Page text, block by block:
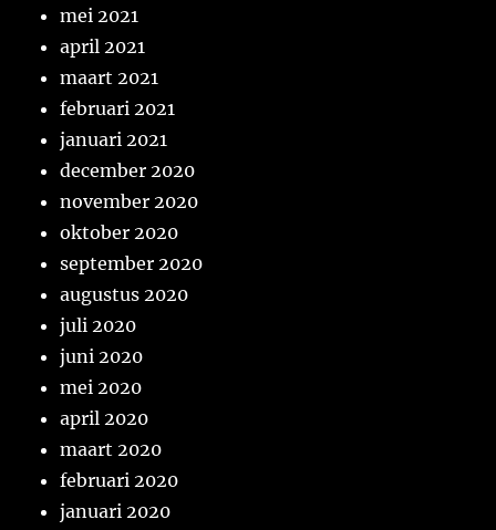
mei 2021
april 2021
maart 2021
februari 2021
januari 2021
december 2020
november 2020
oktober 2020
september 2020
augustus 2020
juli 2020
juni 2020
mei 2020
april 2020
maart 2020
februari 2020
januari 2020